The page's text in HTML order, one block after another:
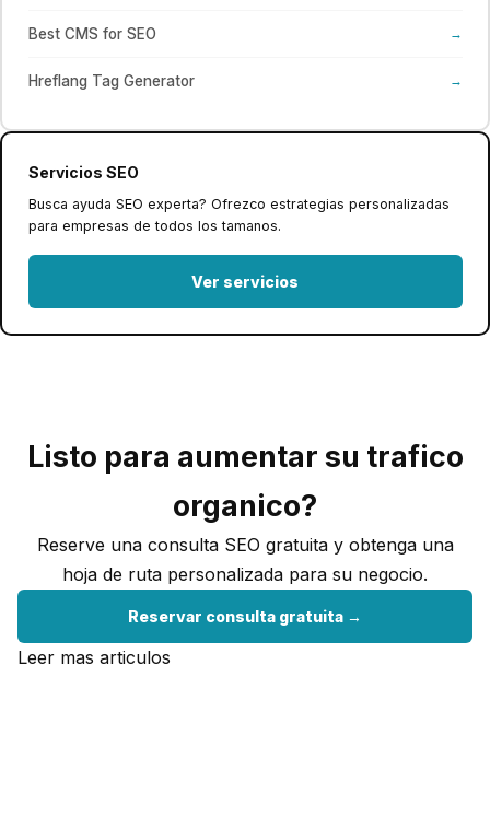
Best CMS for SEO →
Hreflang Tag Generator →
Servicios SEO
Busca ayuda SEO experta? Ofrezco estrategias personalizadas
para empresas de todos los tamanos.
Ver servicios
Listo para aumentar su trafico
organico?
Reserve una consulta SEO gratuita y obtenga una
hoja de ruta personalizada para su negocio.
Reservar consulta gratuita →
Leer mas articulos